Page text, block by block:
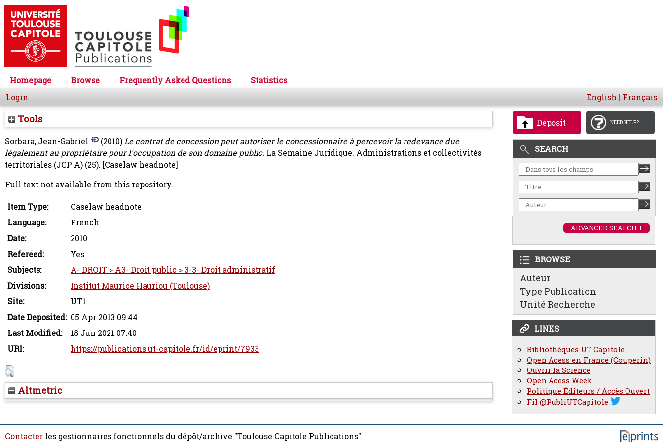
Homepage Browse Frequently Asked Questions
Statistics
Login
English | Français
Deposit NEED HELP?
SEARCH
ADVANCED SEARCH +
BROWSE
Auteur
Type Publication
Unité Recherche
LINKS
Bibliothèques UT Capitole
Open Acess en France (Couperin)
Ouvrir la Science
Open Acess Week
Politique Éditeurs / Accès Ouvert
Fil @PubliUTCapitole
Tools
Sorbara, Jean-Gabriel (2010)Le contrat de concession peut autoriser le concessionnaire à percevoir la redevance due
légalement au propriétaire pour l'occupation de son domaine public. La Semaine Juridique. Administrations et collectivités
territoriales (JCP A) (25). [Caselaw headnote]
Full text not available from this repository.
Item Type:
Caselaw headnote
Language:
French
Date:
2010
Refereed:
Yes
Subjects:
A- DROIT > A3- Droit public > 3-3- Droit administratif
Divisions:
Institut Maurice Hauriou (Toulouse)
Site:
UT1
Date Deposited: 05 Apr 2013 09:44
Last Modified:
18 Jun 2021 07:40
URI:
https://publications.ut-capitole.fr/id/eprint/7933
Altmetric
Contacter les gestionnaires fonctionnels du dépôt/archive "Toulouse Capitole Publications"